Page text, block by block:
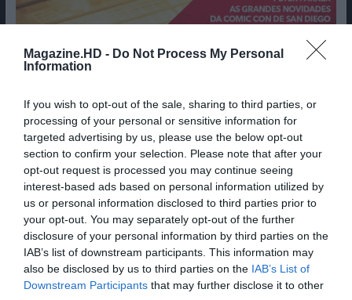
Magazine.HD - Do Not Process My Personal
Information
If you wish to opt-out of the sale, sharing to third parties, or
processing of your personal or sensitive information for
targeted advertising by us, please use the below opt-out
section to confirm your selection. Please note that after your
opt-out request is processed you may continue seeing
interest-based ads based on personal information utilized by
us or personal information disclosed to third parties prior to
your opt-out. You may separately opt-out of the further
disclosure of your personal information by third parties on the
IAB’s list of downstream participants. This information may
also be disclosed by us to third parties on the IAB’s List of
Downstream Participants that may further disclose it to other